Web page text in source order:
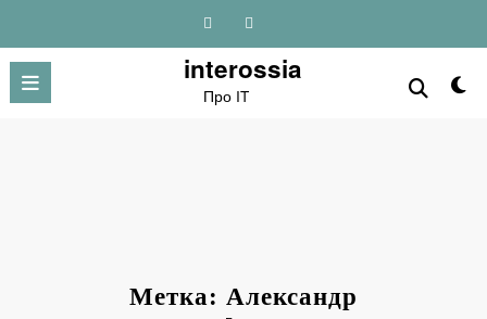
содержимому
interossia
Про IT
Метка: Александр